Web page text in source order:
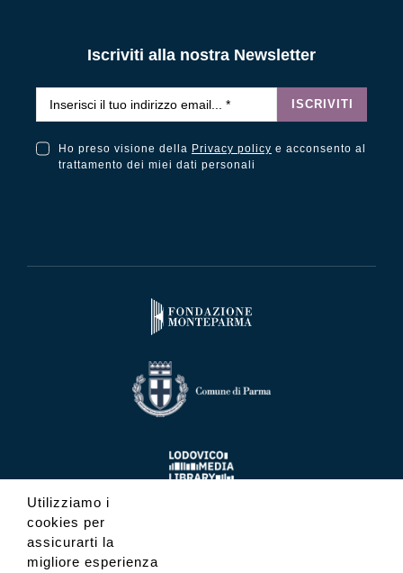
Iscriviti alla nostra Newsletter
ISCRIVITI
Ho preso visione della Privacy policy e acconsento al
trattamento dei miei dati personali
Utilizziamo i
cookies per
assicurarti la
migliore esperienza